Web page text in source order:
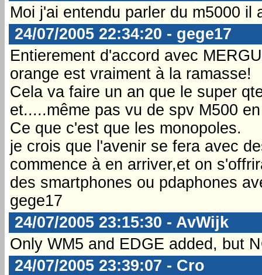
Moi j'ai entendu parler du m5000
24/07/2005 22:34:20 - gege17
Entierement d'accord avec
orange est vraiment à la ramasse!
Cela va faire un an que le super
et.....même pas vu de spv M500
Ce que c'est que les monopoles.
je crois que l'avenir se fera avec
commence à en arriver,et on
des smartphones ou pdaphones
gege17
24/07/2005 23:15:30 - AvWijk
Only WM5 and EDGE added, but
24/07/2005 23:39:07 - Cro